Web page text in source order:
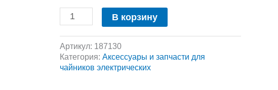
В корзину
Артикул: 187130
Категория: Аксессуары и запчасти для
чайников электрических